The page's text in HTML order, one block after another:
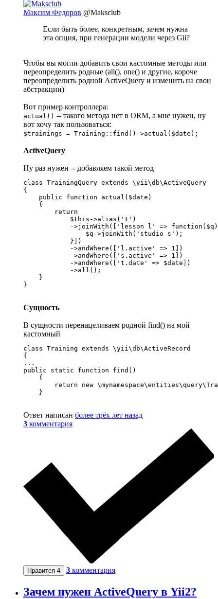
Максим Федоров @Maksclub
Если быть более, конкретным, зачем нужна
эта опция, при генерации модели через Gii?
Чтобы вы могли добавить свои кастомные методы или
переопределить родные (all(), one() и другие, короче
переопределить родной ActiveQuery и изменить на свои
абстракции)
Вот пример контроллера:
actual() -- такого метода нет в ORM, а мне нужен, ну
вот хочу так пользоваться:
$trainings = Training::find()->actual($date);
ActiveQuery
Ну раз нужен -- добавляем такой метод
class TrainingQuery extends \yii\db\ActiveQuery
{
    public function actual($date)
    {
        return
            $this->alias('t')
->joinWith(['lesson l' =>
                $q->joinWith('studio s');
            }])
            ->andWhere(['l.active' => 1])
            ->andWhere(['s.active' => 1])
            ->andWhere(['t.date' => $date])
            ->all();
    }
}
Сущность
В сущности перенацеливаем родной find() на мой
кастомный
class Training extends \yii\db\ActiveRecord
{
...
public static function find()
    {
return new
    }
Ответ написан более трёх лет назад
3 комментария
Нравится 4 3 комментария
Зачем нужен ActiveQuery в Yii2?